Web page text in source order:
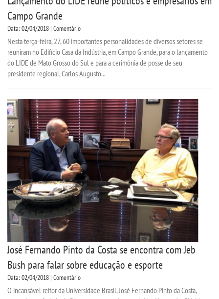
Campo Grande
Data: 02/04/2018 | Comentário
Nesta terça-feira, 27, 60 importantes personalidades de diversos setores se
reuniram no Edifício Casa da Indústria, em Campo Grande, para o lançamento
do LIDE de Mato Grosso do Sul e para a cerimônia de posse de seu
presidente regional, Carlos Augusto...
José Fernando Pinto da Costa se encontra com Jeb
Bush para falar sobre educação e esporte
Data: 02/04/2018 | Comentário
O incansável reitor da Universidade Brasil, José Fernando Pinto da Costa,